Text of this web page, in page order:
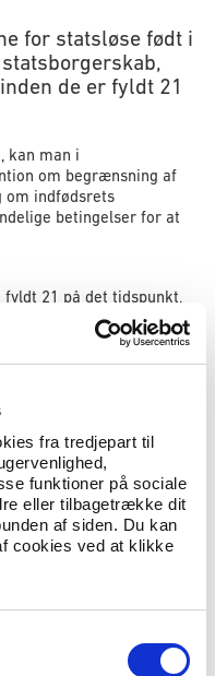
fra tredjepart til
funktioner på sociale
eller tilbagetrække dit
af siden. Du kan
cookies ved at klikke
for statsløse født i
de er fyldt 21
kan man i
om begrænsning af
om indfødsrets
betingelser for at
21 på det tidspunkt,
i enten 5 år
hvor man indgiver
forbrydelse mod statens
på 5 år eller
og at
oplysninger på tro og
i nogen forbrydelse mod
fængselsstraf på 5 år
ved ansøgning om dansk